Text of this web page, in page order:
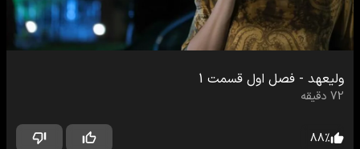
ولیعهد - فصل اول قسمت 1
72 دقیقه
88%